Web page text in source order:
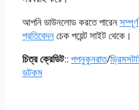
আপনি ডাউনলোড করতে পারেনসম্পূর্ণ
প্রতিবেদনচেক পয়েন্ট সাইট থেকে।
চিত্র ক্রেডিট:: পপনুকুনরাত/
ডটকম